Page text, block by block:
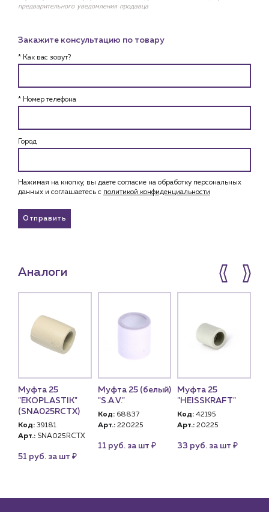
предварительного уведомления продавца
Закажите консультацию по товару
* Как вас зовут?
* Номер телефона
Город
Нажимая на кнопку, вы даете согласие на обработку персональных
данных и соглашаетесь c политикой конфиденциальности
Отправить
Аналоги
Муфта 25
"EKOPLASTIK"
(SNA025RCTX)
Код: 39181
Арт.: SNA025RCTX
51 руб. за шт ₽
Муфта 25 (белый)
"S.A.V."
Код: 68837
Арт.: 220225
11 руб. за шт ₽
Муфта 25
"HEISSKRAFT"
Код: 42195
Арт.: 20225
33 руб. за шт₽